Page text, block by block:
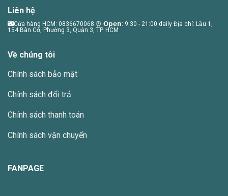
thể.
Các
thể
chọn
trang
phẩm
thể.
Liên hệ
🌃Cửa hàng HCM: 0836670068 ⏰ 𝗢𝗽𝗲𝗻: 9:30 - 21:00 daily Địa chỉ: Lầu 1,
154 Bàn Cờ, Phường 3, Quận 3, TP. HCM
Về chúng tôi
Chính sách bảo mật
Chính sách đổi trả
Chính sách thanh toán
Chính sách vận chuyển
FANPAGE